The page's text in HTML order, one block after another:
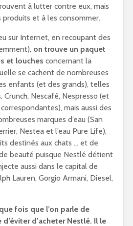
à lutter contre eux, mais
produits et à les consommer.
sur Internet, en recoupant des
on trouve un paquet
et louches concernant la
se cachent de nombreuses
enfants (et des grands), telles
Crunch, Nescafé, Nespresso (et
mais aussi des
marques d’eau (San
Nestea et l’eau Pure Life),
destinés aux chats … et de
beauté puisque Nestlé détient
aussi dans le capital de
Lauren, Gorgio Armani, Diesel,
fois que l’on parle de
d’acheter Nestlé. Il le